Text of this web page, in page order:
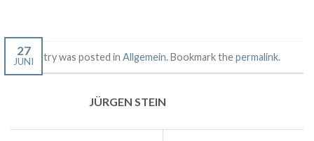
27
JUNI
This entry was posted in Allgemein. Bookmark thepermalink.
JÜRGEN STEIN